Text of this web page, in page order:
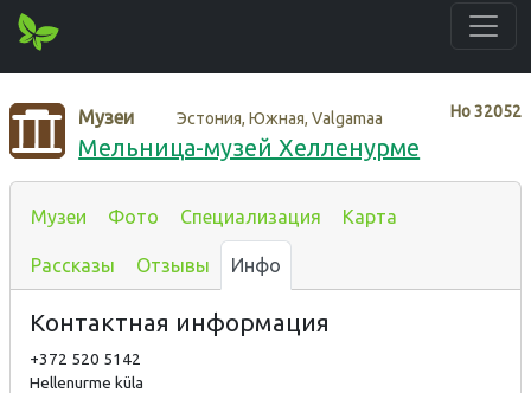
Нo32052
Музеи Эстония, Южная, Valgamaa
Мельница-музей Хелленурме
Музеи Фото Специализация Карта
Рассказы Отзывы Инфо
Контактная информация
+372 520 5142
Hellenurme küla